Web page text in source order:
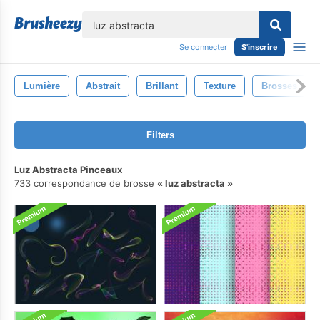
Se connecter S'inscrire
Lumière Abstrait Brillant Texture Brosses
Filters
Luz Abstracta Pinceaux
733 correspondance de brosse
luz abstracta